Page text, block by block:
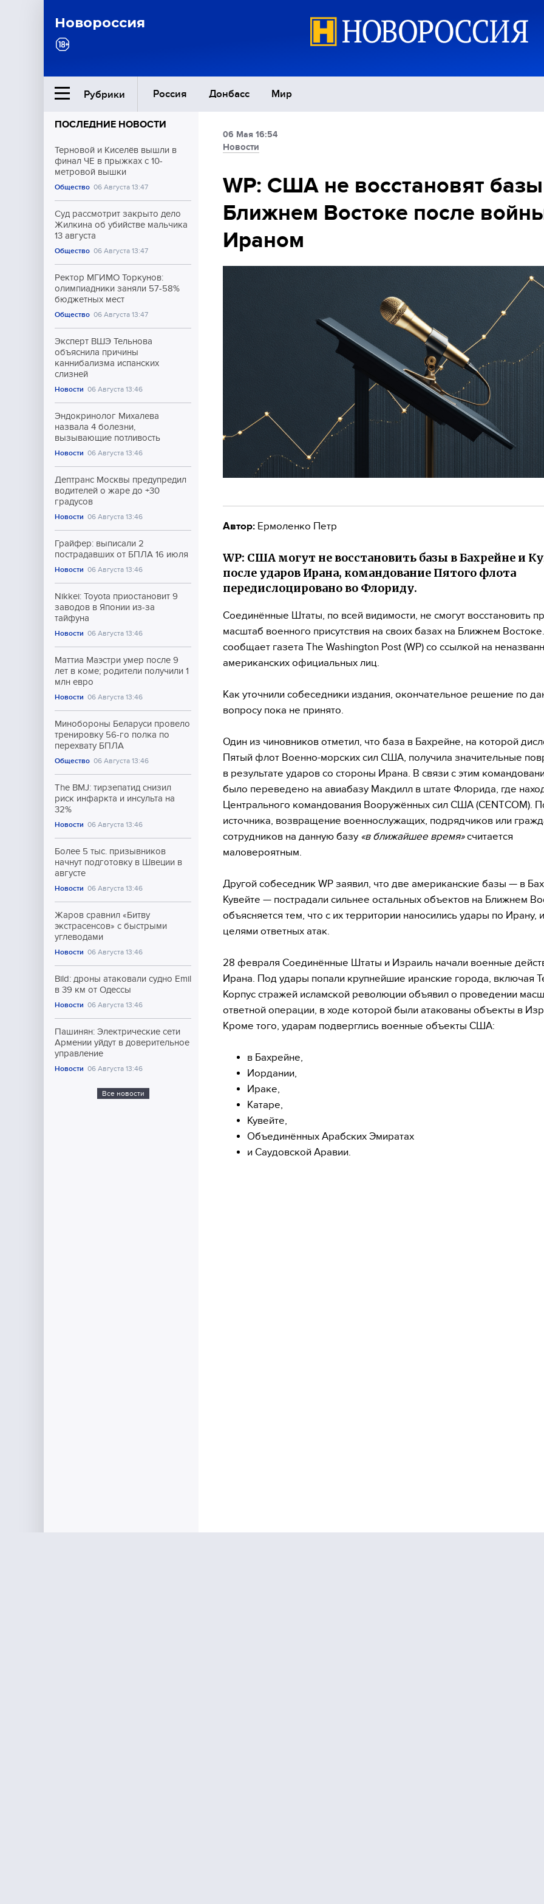
Новороссия
Рубрики Россия Донбасс Мир
Ближний Восток
Общество
Экономика
Культура
Спорт
ПОСЛЕДНИЕ НОВОСТИ
Терновой и Киселёв вышли в
финал ЧЕ в прыжках с 10-
метровой вышки
Общество 06 Августа 13:47
Суд рассмотрит закрыто дело
Жилкина об убийстве мальчика
13 августа
Общество 06 Августа 13:47
Ректор МГИМО Торкунов:
олимпиадники заняли 57-58%
бюджетных мест
Общество 06 Августа 13:47
Эксперт ВШЭ Тельнова
объяснила причины
каннибализма испанских
слизней
Новости 06 Августа 13:46
Эндокринолог Михалева
назвала 4 болезни,
вызывающие потливость
Новости 06 Августа 13:46
Дептранс Москвы предупредил
водителей о жаре до +30
градусов
Новости 06 Августа 13:46
Грайфер: выписали 2
пострадавших от БПЛА 16 июля
Новости 06 Августа 13:46
Nikkei: Toyota приостановит 9
заводов в Японии из-за
тайфуна
Новости 06 Августа 13:46
Маттиа Маэстри умер после 9
лет в коме; родители получили 1
млн евро
Новости 06 Августа 13:46
Минобороны Беларуси провело
тренировку 56-го полка по
перехвату БПЛА
Общество 06 Августа 13:46
The BMJ: тирзепатид снизил
риск инфаркта и инсульта на
32%
Новости 06 Августа 13:46
Более 5 тыс. призывников
начнут подготовку в Швеции в
августе
Новости 06 Августа 13:46
Жаров сравнил «Битву
экстрасенсов» с быстрыми
углеводами
Новости 06 Августа 13:46
Bild: дроны атаковали судно Emil
в 39 км от Одессы
Новости 06 Августа 13:46
Пашинян: Электрические сети
Армении уйдут в доверительное
управление
Новости 06 Августа 13:46
Все новости
06 Мая 16:54
Новости
WP: США не восстановят
Ближнем Востоке после
Ираном
Автор: Ермоленко Петр
WP: США могут не восстановить базы в Бахрейне и
после ударов Ирана, командование Пятого флота
передислоцировано во Флориду.
Соединённые Штаты, по всей видимости, не смогут восстановить
масштаб военного присутствия на своих базах на Ближнем
сообщает газета The Washington Post (WP) со ссылкой на
американских официальных лиц.
Как уточнили собеседники издания, окончательное решение по
вопросу пока не принято.
Один из чиновников отметил, что база в Бахрейне, на которой
Пятый флот Военно-морских сил США, получила значительные
в результате ударов со стороны Ирана. В связи с этим
было переведено на авиабазу Макдилл в штате Флорида, где
Центрального командования Вооружённых сил США (CENTCOM).
источника, возвращение военнослужащих, подрядчиков или
сотрудников на данную базу «в ближайшее время»считается
маловероятным.
Другой собеседник WP заявил, что две американские базы — в
Кувейте — пострадали сильнее остальных объектов на Ближнем
объясняется тем, что с их территории наносились удары по Ирану,
целями ответных атак.
28 февраля Соединённые Штаты и Израиль начали военные
Ирана. Под удары попали крупнейшие иранские города, включая
Корпус стражей исламской революции объявил о проведении
ответной операции, в ходе которой были атакованы объекты в
Кроме того, ударам подверглись военные объекты США:
в Бахрейне,
Иордании,
Ираке,
Катаре,
Кувейте,
Объединённых Арабских Эмиратах
и Саудовской Аравии.